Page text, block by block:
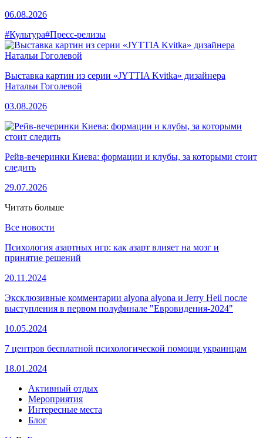
06.08.2026
#Культура#Пресс-релизы
Выставка картин из серии «JYTTIA Kvitka» дизайнера
Натальи Гоголевой
03.08.2026
Рейв-вечеринки Киева: формации и клубы, за которыми стоит
следить
29.07.2026
Читать больше
Все новости
Психология азартных игр: как азарт влияет на мозг и
принятие решений
20.11.2024
Эксклюзивные комментарии alyona alyona и Jerry Heil после
выступления в первом полуфинале "Евровидения-2024"
10.05.2024
7 центров бесплатной психологической помощи украинцам
18.01.2024
Активный отдых
Мероприятия
Интересные места
Блог